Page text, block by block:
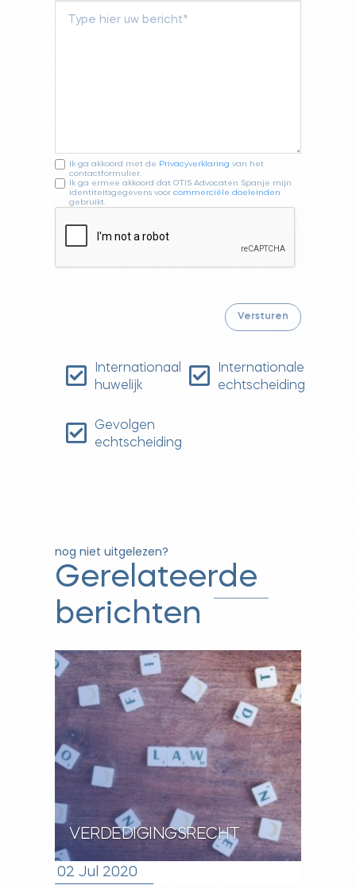
Ik ga akkoord met de Privacyverklaring van het
contactformulier.
Ik ga ermee akkoord dat OTIS Advocaten Spanje mijn
identiteitsgegevens voor commerciële doeleinden
gebruikt.
Internationaal
huwelijk
Internationale
echtscheiding
Gevolgen
echtscheiding
nog niet uitgelezen?
Gerelateerde
berichten
VERDEDIGINGSRECHT
02 Jul 2020